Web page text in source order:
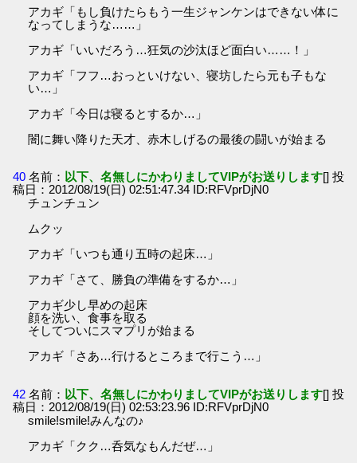
アカギ「もし負けたらもう一生ジャンケンはできない体に
なってしまうな……」
アカギ「いいだろう…狂気の沙汰ほど面白い……！」
アカギ「フフ…おっといけない、寝坊したら元も子もな
い…」
アカギ「今日は寝るとするか…」
闇に舞い降りた天才、赤木しげるの最後の闘いが始まる
40 名前： 以下、名無しにかわりましてVIPがお送りします[] 投
稿日：2012/08/19(日) 02:51:47.34 ID:RFVprDjN0
チュンチュン
ムクッ
アカギ「いつも通り五時の起床…」
アカギ「さて、勝負の準備をするか…」
アカギ少し早めの起床
顔を洗い、食事を取る
そしてついにスマプリが始まる
アカギ「さあ…行けるところまで行こう…」
42 名前： 以下、名無しにかわりましてVIPがお送りします[] 投
稿日：2012/08/19(日) 02:53:23.96 ID:RFVprDjN0
smile!smile!みんなの♪
アカギ「クク…呑気なもんだぜ…」